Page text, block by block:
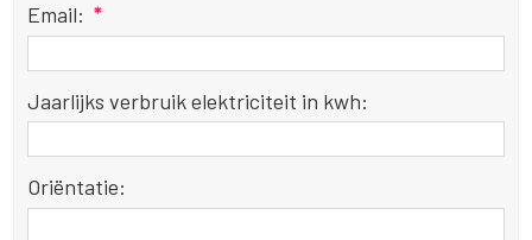
Email: *
Jaarlijks verbruik elektriciteit in kwh:
Oriëntatie: